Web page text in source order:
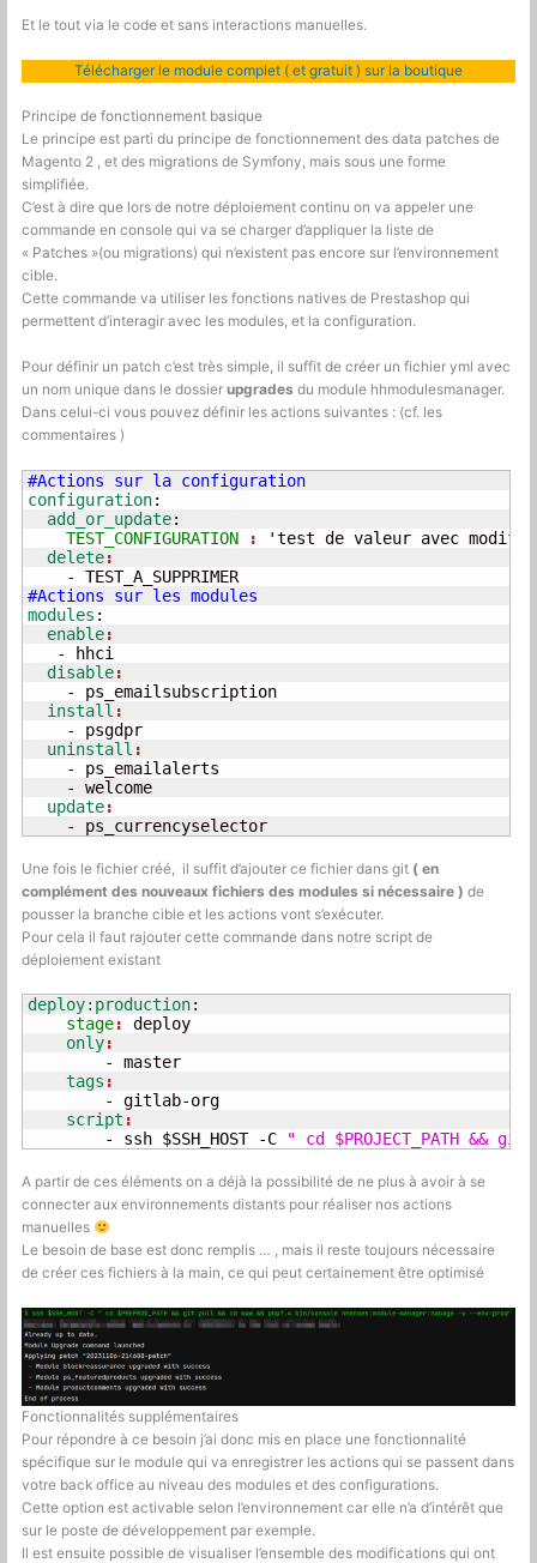
Et le tout via le code et sans interactions manuelles.
Télécharger le module complet ( et gratuit ) sur la boutique
Principe de fonctionnement basique
Le principe est parti du principe de fonctionnement des data patches de
Magento 2 , et des migrations de Symfony, mais sous une forme
simplifiée.
C’est à dire que lors de notre déploiement continu on va appeler une
commande en console qui va se charger d’appliquer la liste de
« Patches »(ou migrations) qui n’existent pas encore sur l’environnement
cible.
Cette commande va utiliser les fonctions natives de Prestashop qui
permettent d’interagir avec les modules, et la configuration.
Pour définir un patch c’est très simple, il suffit de créer un fichier yml avec
un nom unique dans le dossierupgrades du module hhmodulesmanager.
Dans celui-ci vous pouvez définir les actions suivantes : (cf. les
commentaires )
#Actions sur la configuration
configuration:
  add_or_update
:
    TEST_CONFIGURATION
:
'test de valeur avec modif'
  delete
#Actions sur les modules
modules :
  enable
   - hhci
  disable
    - ps_emailsubscription
  install
    - psgdpr
  uninstall
    - ps_emailalerts
    - welcome
  update
    - ps_currencyselector
Une fois le fichier créé, il suffit d’ajouter ce fichier dans git ( en
complément des nouveaux fichiers des modules si nécessaire ) de
pousser la branche cible et les actions vont s’exécuter.
Pour cela il faut rajouter cette commande dans notre script de
déploiement existant
deploy:production:
    stage
: deploy
    only
        - master
    tags
        - gitlab-org
    script
        - ssh $SSH_HOST -C
" cd $PROJECT_PATH &&
A partir de ces éléments on a déjà la possibilité de ne plus à avoir à se
connecter aux environnements distants pour réaliser nos actions
manuelles
Le besoin de base est donc remplis … , mais il reste toujours nécessaire
de créer ces fichiers à la main, ce qui peut certainement être optimisé
Fonctionnalités supplémentaires
Pour répondre à ce besoin j’ai donc mis en place une fonctionnalité
spécifique sur le module qui va enregistrer les actions qui se passent dans
votre back office au niveau des modules et des configurations.
Cette option est activable selon l’environnement car elle n’a d’intérêt que
sur le poste de développement par exemple.
Il est ensuite possible de visualiser l’ensemble des modifications qui ont